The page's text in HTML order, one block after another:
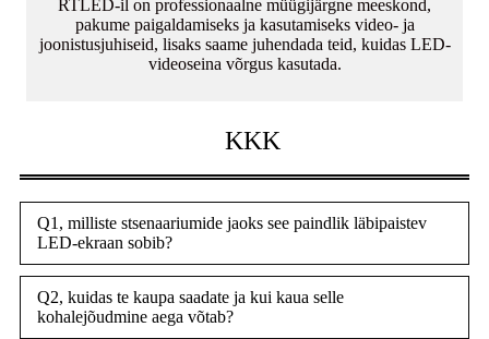
RTLED-il on professionaalne müügijärgne meeskond,
pakume paigaldamiseks ja kasutamiseks video- ja
joonistusjuhiseid, lisaks saame juhendada teid, kuidas LED-
videoseina võrgus kasutada.
KKK
Q1, milliste stsenaariumide jaoks see paindlik läbipaistev
LED-ekraan sobib?
Q2, kuidas te kaupa saadate ja kui kaua selle
kohalejõudmine aega võtab?